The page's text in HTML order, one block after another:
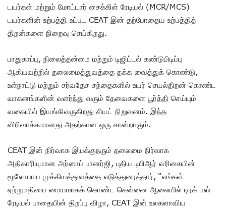
டயர்கள் மற்றும் மோட்டார் சைக்கிள் ரேடியல் (MCR/MCS)
டயர்களின் உற்பத்தி உட்பட CEAT இன் தற்போதைய உற்பத்தித்
திறன்களை நிறைவு செய்கிறது.
பாதுகாப்பு, நிலைத்தன்மை மற்றும் டிஜிட்டல் கண்டுபிடிப்பு
ஆகியவற்றில் தலைமைத்துவத்தை தக்க வைத்துக் கொண்டு,
உள்நாட்டு மற்றும் சர்வதேச சந்தைகளில் உயர் செயல்திறன் கொண்ட
வாகனங்களின் வளர்ந்து வரும் தேவைகளை பூர்த்தி செய்யும்
வகையில் இயங்கிவருகிறது சியட் நிறுவனம். இந்த
விரிவாக்கமானது அதற்கான ஒரு சான்றாகும்.
CEAT இன் நிர்வாக இயக்குநரும் தலைமை நிர்வாக
அதிகாரியுமான அர்னாப் பானர்ஜி, புதிய டிபிஆர் வரிசையின்
மூலோபாய முக்கியத்துவத்தை எடுத்துரைத்தார், “எங்கள்
ஏற்றுமதியை மையமாகக் கொண்ட சென்னை ஆலையில் டிரக் பஸ்
ரேடியல் பாதையின் திறப்பு விழா, CEAT இன் உலகளாவிய